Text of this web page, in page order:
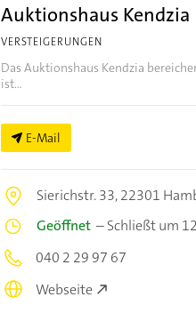
Auktionshaus Kendzia
VERSTEIGERUNGEN
Das Auktionshaus Kendzia
ist...
E-Mail
Sierichstr. 33,22301
Geöffnet–Schließt um
040 2 29 97 67
Webseite